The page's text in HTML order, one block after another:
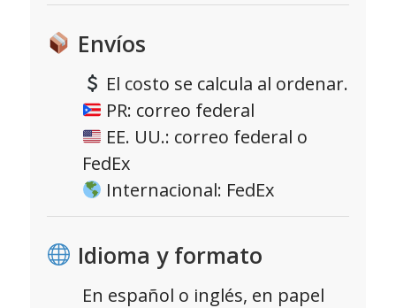
Envíos
El costo se calcula al ordenar.
PR: correo federal
EE. UU.: correo federal o
FedEx
Internacional: FedEx
Idioma y formato
En español o inglés, en papel